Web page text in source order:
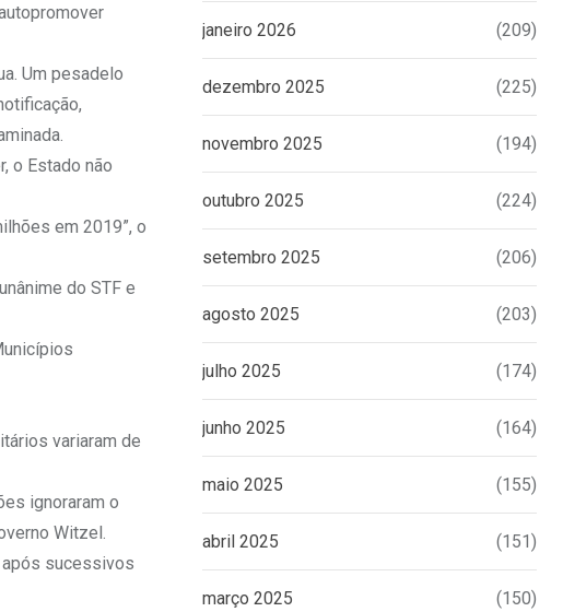
Um pesadelo
o Estado não
em 2019”, o
do STF e
variaram de
ignoraram o
Witzel.
após sucessivos
janeiro 2026 (209)
dezembro 2025 (225)
novembro 2025 (194)
outubro 2025 (224)
setembro 2025 (206)
agosto 2025 (203)
julho 2025 (174)
junho 2025 (164)
maio 2025 (155)
abril 2025 (151)
março 2025 (150)